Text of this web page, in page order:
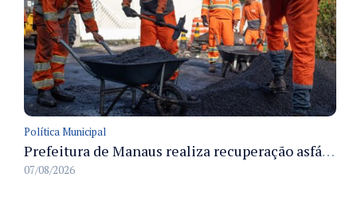
Política Municipal
Prefeitura de Manaus realiza recuperação asfáltica na rua Canário do Campo e amplia mobilidade na zona Norte
07/08/2026